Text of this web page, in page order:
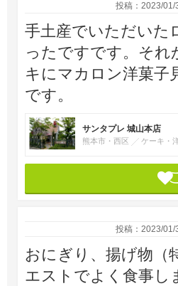
投稿：2023/01/
手土産でいただいた
ったですです。そ
キにマカロン洋菓子
です。
サンタプレ 城山本店
熊本市・西区 ケーキ・
投稿：2023/01/
おにぎり、揚げ物（
エストでよく食事し